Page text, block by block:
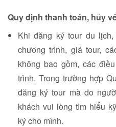
Quy định thanh toán, hủy
Khi đăng ký tour du
chương trình, giá tour,
không bao gồm, các
trình. Trong trường hợp
đăng ký tour mà do
khách vui lòng tìm hiểu
ký cho mình.